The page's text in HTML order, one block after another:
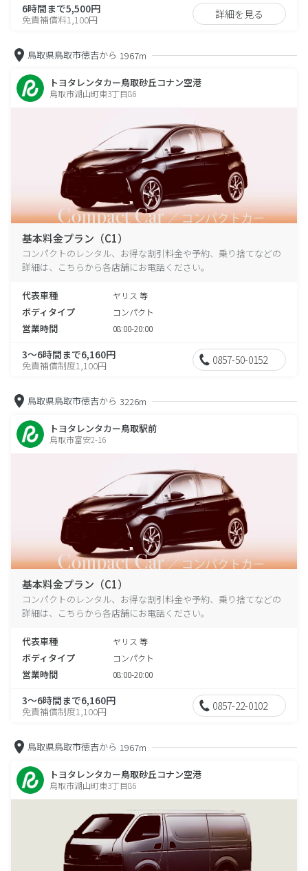
6時間まで5,500円
免責補償料1,100円 詳細を見る
鳥取県鳥取市徳吉から 1967m
トヨタレンタカー鳥取砂丘コナン空港
鳥取市湖山町東3丁目86
基本料金プラン（C1）
コンパクトのレンタル、お得な割引料金や予約、乗り捨てなどの
詳細は、こちらから各店舗にお電話ください。
代表車種 ヤリス 等
ボディタイプ コンパクト
営業時間 08:00-20:00
3～6時間まで6,160円
免責補償制度1,100円 0857-50-0152
鳥取県鳥取市徳吉から 3226m
トヨタレンタカー鳥取駅前
鳥取市富安2-16
基本料金プラン（C1）
コンパクトのレンタル、お得な割引料金や予約、乗り捨てなどの
詳細は、こちらから各店舗にお電話ください。
代表車種 ヤリス 等
ボディタイプ コンパクト
営業時間 08:00-20:00
3～6時間まで6,160円
免責補償制度1,100円 0857-22-0102
鳥取県鳥取市徳吉から 1967m
トヨタレンタカー鳥取砂丘コナン空港
鳥取市湖山町東3丁目86